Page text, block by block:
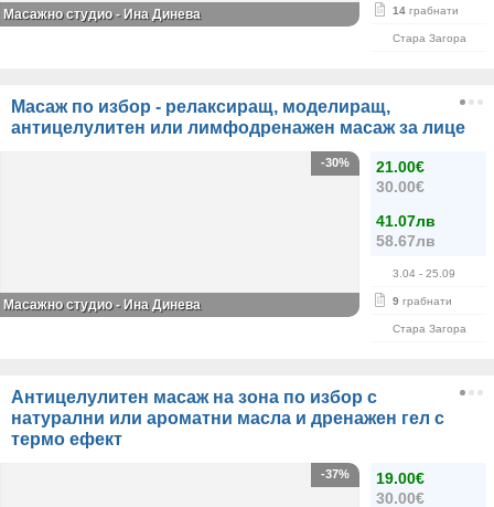
14 грабнати
Стара Загора
Масажно студио - Ина Динева
Масаж по избор - релаксиращ, моделиращ,
антицелулитен или лимфодренажен масаж за лице
21.00€
30.00€
41.07лв
58.67лв
3.04 - 25.09
9 грабнати
Стара Загора
-30%
Масажно студио - Ина Динева
Антицелулитен масаж на зона по избор с
натурални или ароматни масла и дренажен гел с
термо ефект
19.00€
30.00€
-37%